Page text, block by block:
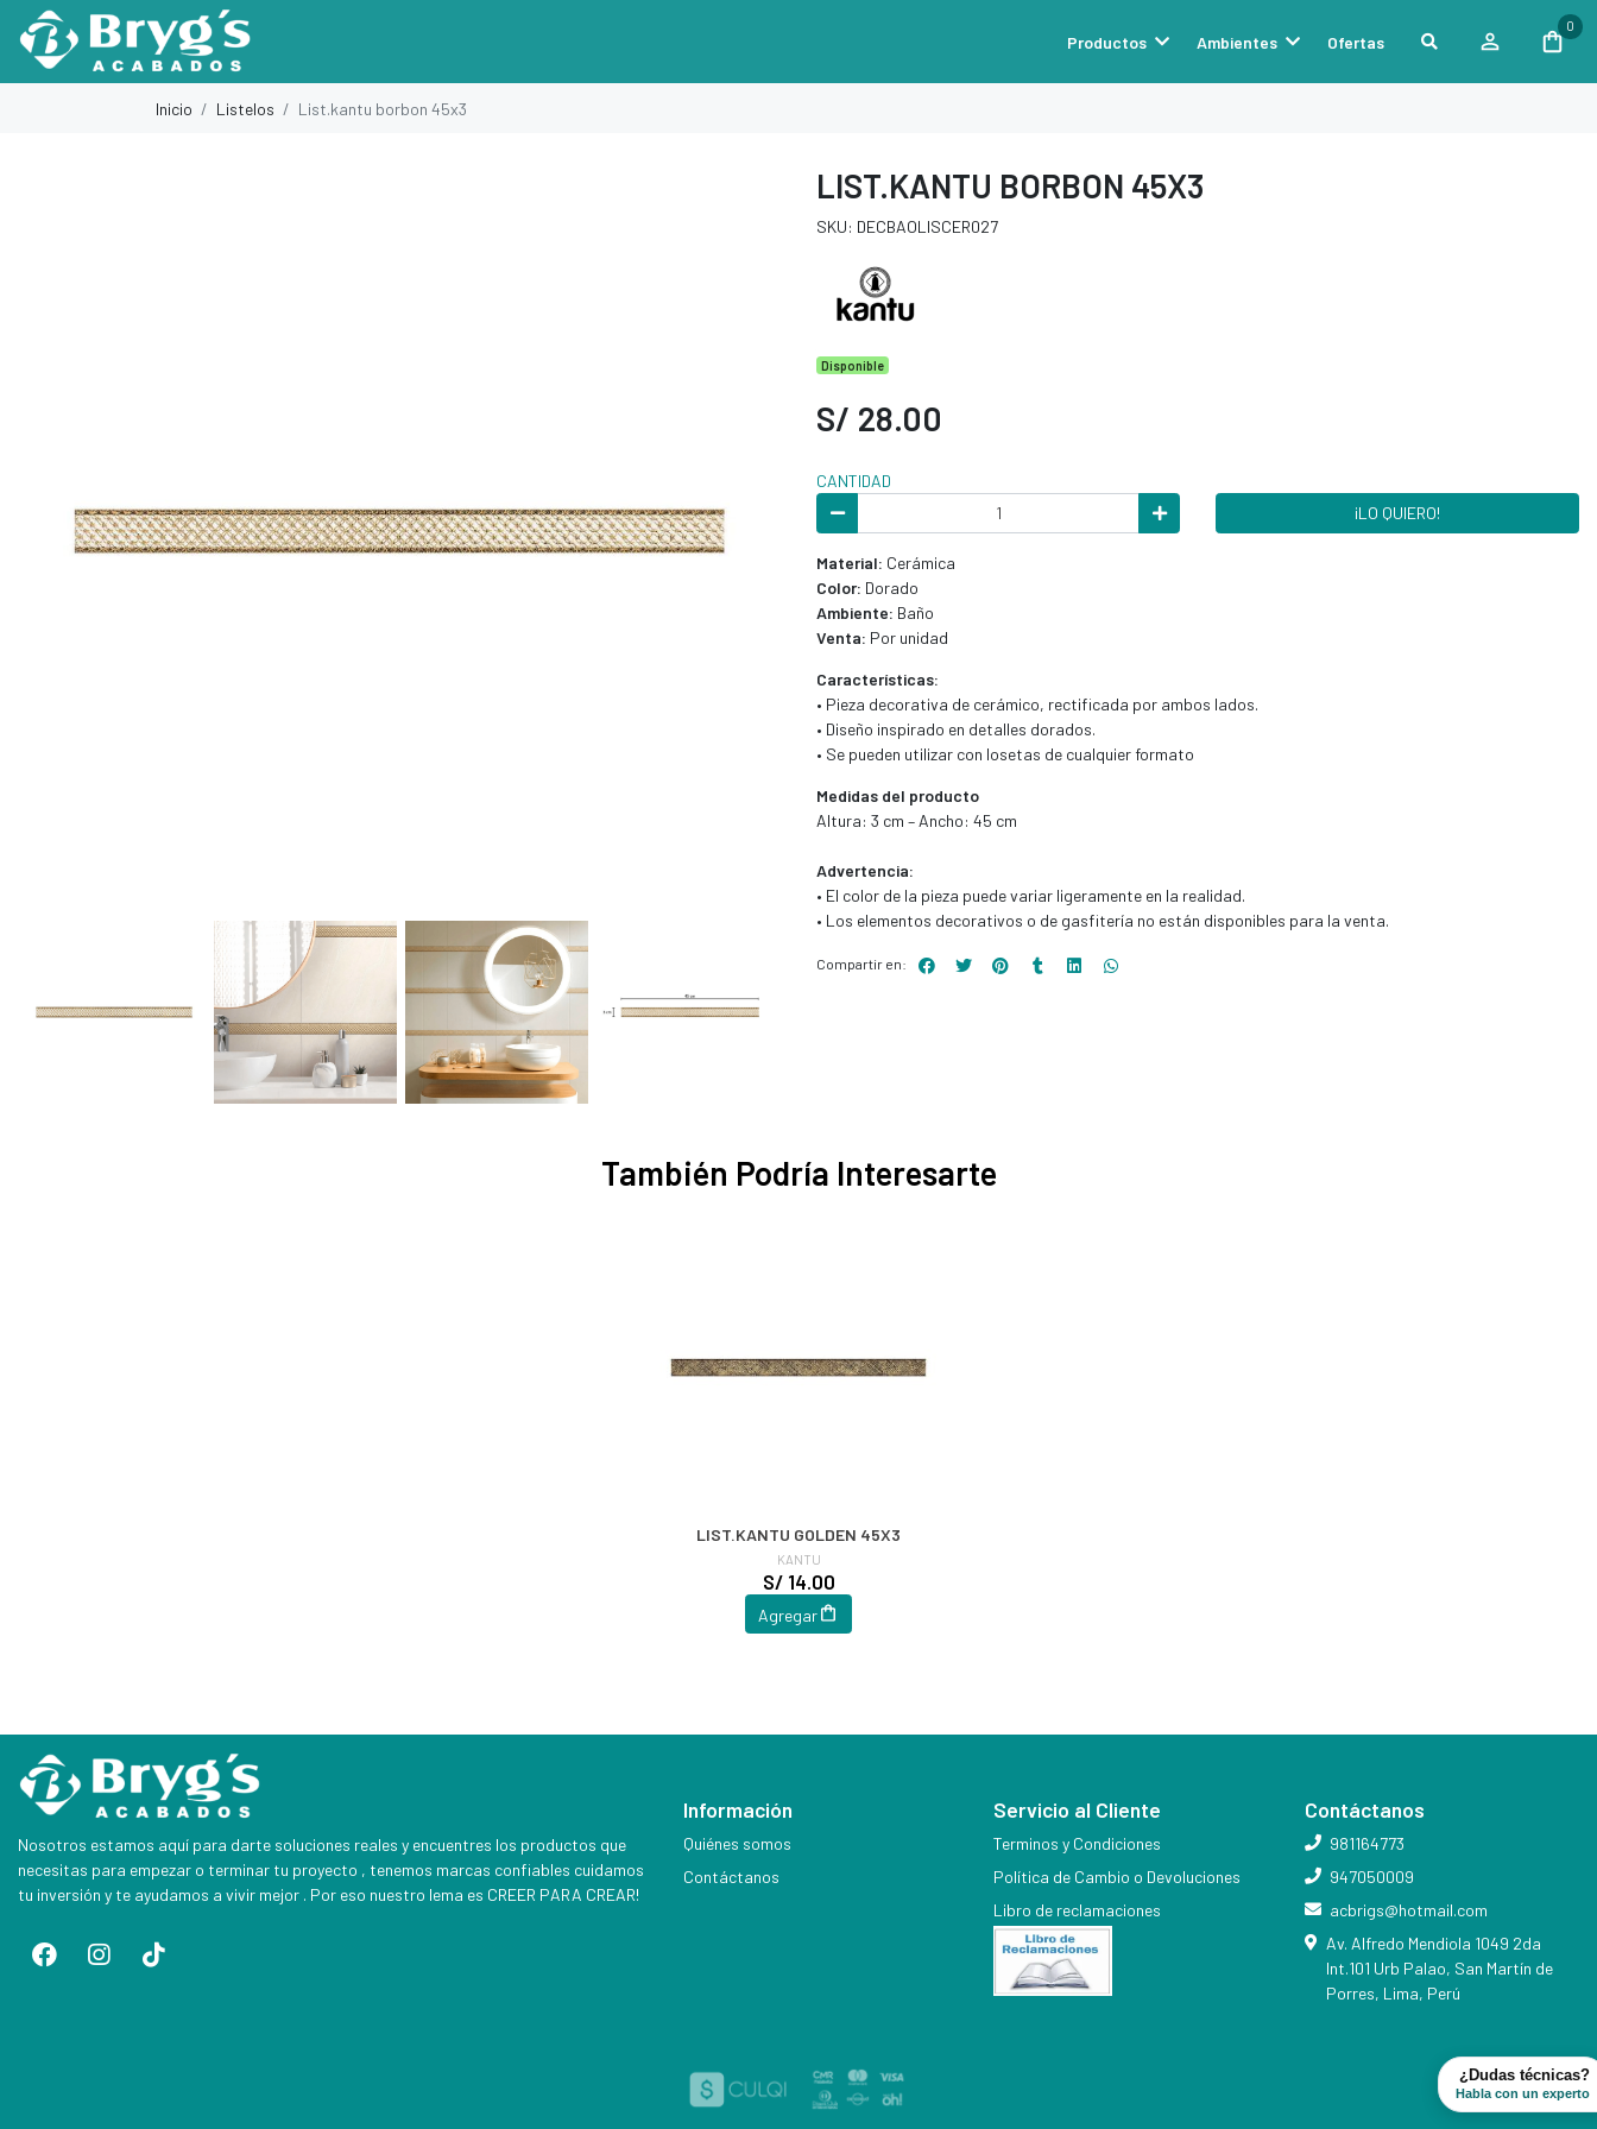
Productos Ambientes Ofertas
0
Inicio Listelos List.kantu borbon 45x3
LIST.KANTU BORBON 45X3
SKU: DECBAOLISCER027
Disponible
S/ 28.00
CANTIDAD
¡LO QUIERO!
Material: Cerámica
Color: Dorado
Ambiente: Baño
Venta: Por unidad
Características:
• Pieza decorativa de cerámico, rectificada por ambos lados.
• Diseño inspirado en detalles dorados.
• Se pueden utilizar con losetas de cualquier formato
Medidas del producto
Altura: 3 cm – Ancho: 45 cm
Advertencia:
• El color de la pieza puede variar ligeramente en la realidad.
• Los elementos decorativos o de gasfitería no están disponibles para la venta.
Compartir en:
También Podría Interesarte
LIST.KANTU GOLDEN 45X3
KANTU
S/ 14.00
Agregar
Nosotros estamos aquí para darte soluciones reales y encuentres los productos que
necesitas para empezar o terminar tu proyecto , tenemos marcas confiables cuidamos
tu inversión y te ayudamos a vivir mejor . Por eso nuestro lema es CREER PARA CREAR!
¿Dudas técnicas?
Habla con un experto
Información
Quiénes somos
Contáctanos
Servicio al Cliente
Terminos y Condiciones
Política de Cambio o Devoluciones
Libro de reclamaciones
Contáctanos
981164773
947050009
acbrigs@hotmail.com
Av. Alfredo Mendiola 1049 2da
Int.101 Urb Palao, San Martín de
Porres, Lima, Perú